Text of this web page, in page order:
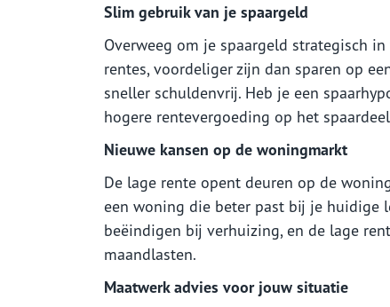
Slim gebruik van je spaargeld
Overweeg om je spaargeld strategisch
rentes, voordeliger zijn dan sparen op
sneller schuldenvrij. Heb je een
hogere rentevergoeding op het
Nieuwe kansen op de woningmarkt
De lage rente opent deuren op de
een woning die beter past bij je huidige
beëindigen bij verhuizing, en de lage
maandlasten.
Maatwerk advies voor jouw situatie